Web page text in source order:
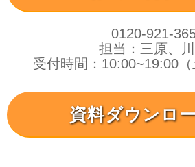
0120-921-
担当：三原、
受付時間：10:00~19:00（
資料ダウンロ